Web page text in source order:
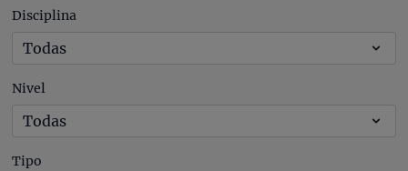
Disciplina
Nivel
Tipo